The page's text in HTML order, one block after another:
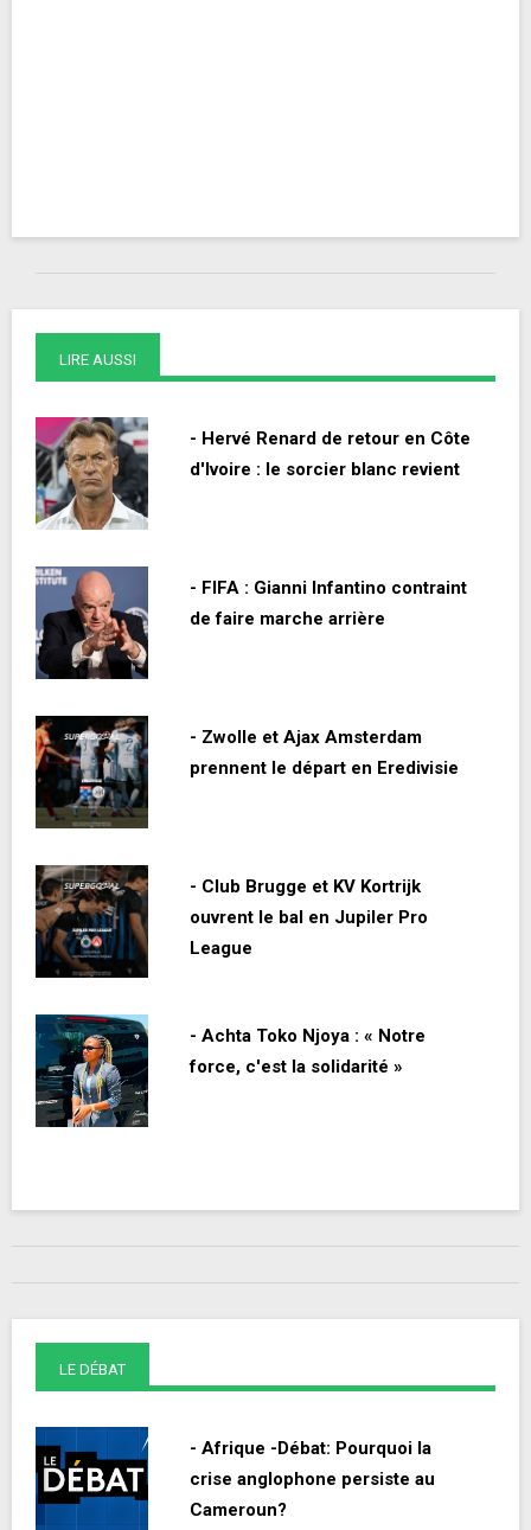
LIRE AUSSI
- Hervé Renard de retour en Côte
d'Ivoire : le sorcier blanc revient
- FIFA : Gianni Infantino contraint
de faire marche arrière
- Zwolle et Ajax Amsterdam
prennent le départ en Eredivisie
- Club Brugge et KV Kortrijk
ouvrent le bal en Jupiler Pro
League
- Achta Toko Njoya : « Notre
force, c'est la solidarité »
LE DÉBAT
- Afrique -Débat: Pourquoi la
crise anglophone persiste au
Cameroun?